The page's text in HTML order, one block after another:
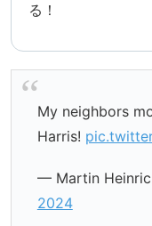
る！
My neighbors
Harris!
— Martin
2024